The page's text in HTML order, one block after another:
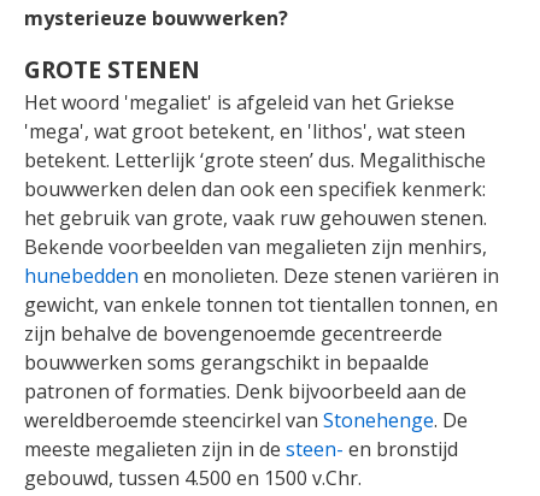
mysterieuze bouwwerken?
GROTE STENEN
Het woord 'megaliet' is afgeleid van het Griekse
'mega', wat groot betekent, en 'lithos', wat steen
betekent. Letterlijk ‘grote steen’ dus. Megalithische
bouwwerken delen dan ook een specifiek kenmerk:
het gebruik van grote, vaak ruw gehouwen stenen.
Bekende voorbeelden van megalieten zijn menhirs,
hunebedden en monolieten. Deze stenen variëren in
gewicht, van enkele tonnen tot tientallen tonnen, en
zijn behalve de bovengenoemde gecentreerde
bouwwerken soms gerangschikt in bepaalde
patronen of formaties. Denk bijvoorbeeld aan de
wereldberoemde steencirkel van Stonehenge. De
meeste megalieten zijn in de steen- en bronstijd
gebouwd, tussen 4.500 en 1500 v.Chr.